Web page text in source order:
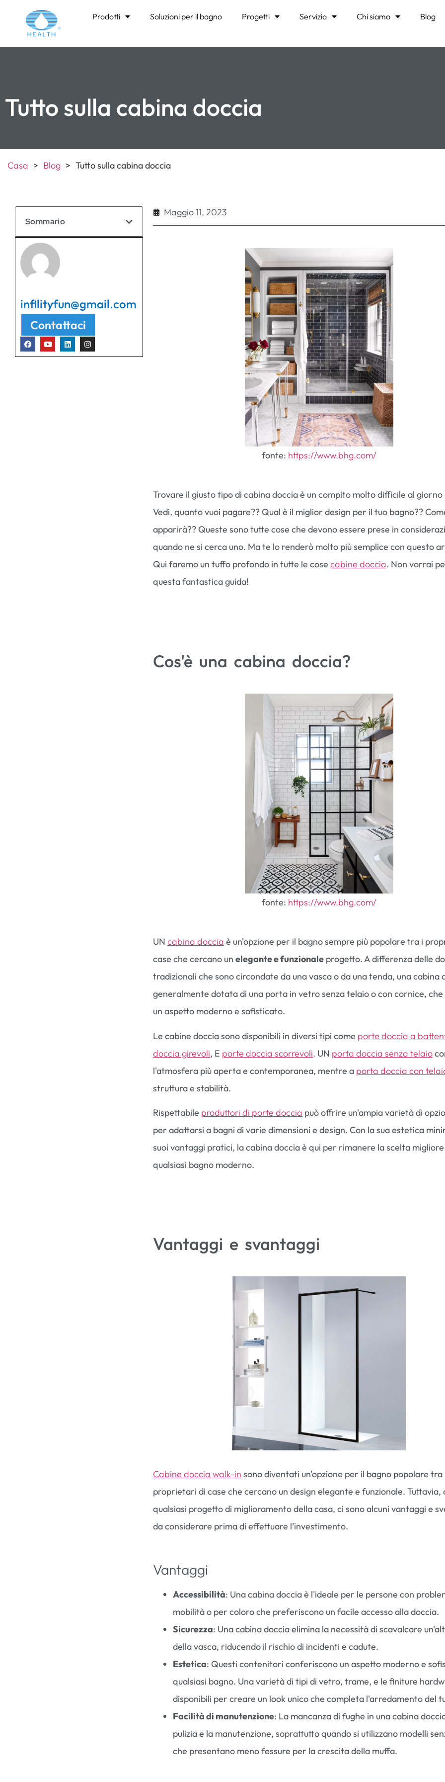
Prodotti Soluzioni per il bagno Progetti Servizio Chi siamo Blog
Tutto sulla cabina doccia
Casa > Blog > Tutto sulla cabina doccia
Sommario
infilityfun@gmail.com
Contattaci
Maggio 11, 2023
fonte: https://www.bhg.com/
Trovare il giusto tipo di cabina doccia è un compito molto difficile al giorno
Vedi, quanto vuoi pagare?? Qual è il miglior design per il tuo bagno??
apparirà?? Queste sono tutte cose che devono essere prese in
quando ne si cerca uno. Ma te lo renderò molto più semplice con questo
Qui faremo un tuffo profondo in tutte le cosecabine doccia. Non vorrai
questa fantastica guida!
Cos'è una cabina doccia?
fonte: https://www.bhg.com/
UNcabina doccia è un'opzione per il bagno sempre più popolare tra i
case che cercano unelegante e funzionale progetto. A differenza delle
tradizionali che sono circondate da una vasca o da una tenda, una cabina
generalmente dotata di una porta in vetro senza telaio o con cornice,
un aspetto moderno e sofisticato.
Le cabine doccia sono disponibili in diversi tipi come porte doccia a
doccia girevoli, E porte doccia scorrevoli. UN porta doccia senza telaio
l'atmosfera più aperta e contemporanea, mentre a porta doccia con
struttura e stabilità.
Rispettabile produttori di porte doccia può offrire un'ampia varietà di
per adattarsi a bagni di varie dimensioni e design. Con la sua estetica
suoi vantaggi pratici, la cabina doccia è qui per rimanere la scelta
qualsiasi bagno moderno.
Vantaggi e svantaggi
Cabine doccia walk-in sono diventati un'opzione per il bagno popolare tra
proprietari di case che cercano un design elegante e funzionale. Tuttavia,
qualsiasi progetto di miglioramento della casa, ci sono alcuni vantaggi e
da considerare prima di effettuare l’investimento.
Vantaggi
Accessibilità: Una cabina doccia è l'ideale per le persone con
mobilità o per coloro che preferiscono un facile accesso alla doccia.
Sicurezza: Una cabina doccia elimina la necessità di scavalcare
della vasca, riducendo il rischio di incidenti e cadute.
Estetica: Questi contenitori conferiscono un aspetto moderno e
qualsiasi bagno. Una varietà di tipi di vetro, trame, e le finiture
disponibili per creare un look unico che completa l'arredamento del
Facilità di manutenzione: La mancanza di fughe in una cabina
pulizia e la manutenzione, soprattutto quando si utilizzano modelli
che presentano meno fessure per la crescita della muffa.